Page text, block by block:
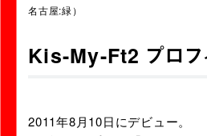
名古屋:緑）
Kis-My-Ft2 プロフ
2011年8月10日にデビュー。